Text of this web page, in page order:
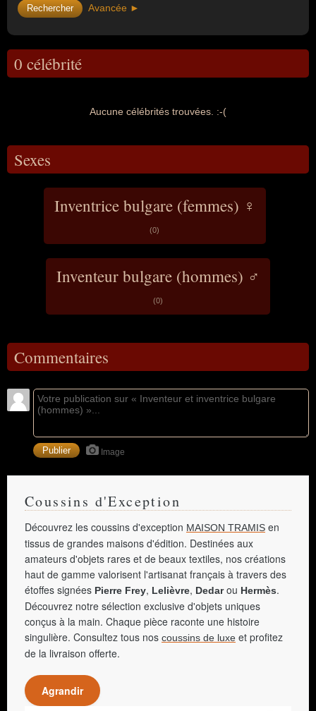
Avancée ►
0 célébrité
Aucune célébrités trouvées. :-(
Sexes
Inventrice bulgare (femmes) ♀
(0)
Inventeur bulgare (hommes) ♂
(0)
Commentaires
Image
Coussins d'Exception
Découvrez les coussins d'exception MAISON TRAMIS en
tissus de grandes maisons d'édition. Destinées aux
amateurs d'objets rares et de beaux textiles, nos créations
haut de gamme valorisent l'artisanat français à travers des
étoffes signées Pierre Frey, Lelièvre, Dedarou Hermès.
Découvrez notre sélection exclusive d'objets uniques
conçus à la main. Chaque pièce raconte une histoire
singulière. Consultez tous nos coussins de luxe et profitez
de la livraison offerte.
Agrandir